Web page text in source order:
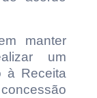
manter
um
à Receita